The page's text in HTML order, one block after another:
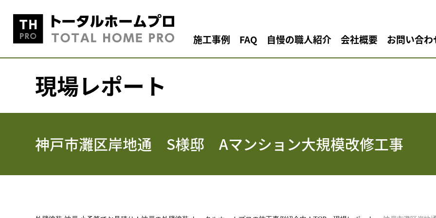
施工事例 FAQ 自慢の職人紹介 会社概要 お問い合わ
現場レポート
神戸市灘区岸地通 S様邸 Aマンション大規模改修工事